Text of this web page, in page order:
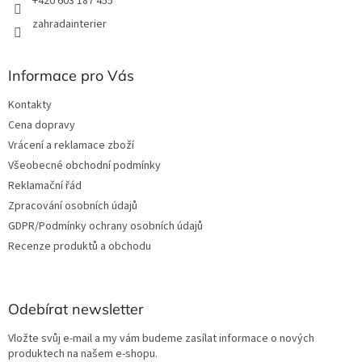
zahradainterier
Informace pro Vás
Kontakty
Cena dopravy
Vrácení a reklamace zboží
Všeobecné obchodní podmínky
Reklamační řád
Zpracování osobních údajů
GDPR/Podmínky ochrany osobních údajů
Recenze produktů a obchodu
Odebírat newsletter
Vložte svůj e-mail a my vám budeme zasílat informace o nových
produktech na našem e-shopu.